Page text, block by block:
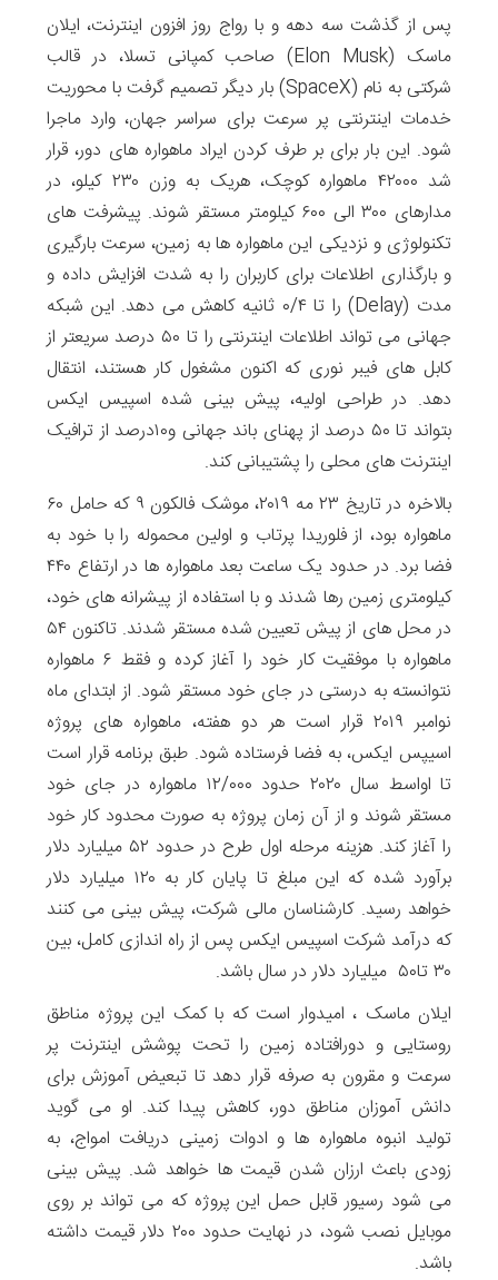
پس از گذشت سه دهه و با رواج روز افزون اینترنت، ایلان
ماسک (Elon Musk) صاحب کمپانی تسلا، در قالب
شرکتی به نام (SpaceX) بار دیگر تصمیم گرفت با محوریت
خدمات اینترنتی پر سرعت برای سراسر جهان، وارد ماجرا
شود. این بار برای بر طرف کردن ایراد ماهواره های دور، قرار
شد ۴۲۰۰۰ ماهواره کوچک، هریک به وزن ۲۳۰ کیلو، در
مدارهای ۳۰۰ الی ۶۰۰ کیلومتر مستقر شوند. پیشرفت های
تکنولوژی و نزدیکی این ماهواره ها به زمین، سرعت بارگیری
و بارگذاری اطلاعات برای کاربران را به شدت افزایش داده و
مدت (Delay) را تا ۰/۴ ثانیه کاهش می دهد. این شبکه
جهانی می تواند اطلاعات اینترنتی را تا ۵۰ درصد سریعتر از
کابل های فیبر نوری که اکنون مشغول کار هستند، انتقال
دهد. در طراحی اولیه، پیش بینی شده اسپیس ایکس
بتواند تا ۵۰ درصد از پهنای باند جهانی و۱۰درصد از ترافیک
اینترنت های محلی را پشتیبانی کند.
بالاخره در تاریخ ۲۳ مه ۲۰۱۹، موشک فالکون ۹ که حامل ۶۰
ماهواره بود، از فلوریدا پرتاب و اولین محموله را با خود به
فضا برد. در حدود یک ساعت بعد ماهواره ها در ارتفاع ۴۴۰
کیلومتری زمین رها شدند و با استفاده از پیشرانه های خود،
در محل های از پیش تعیین شده مستقر شدند. تاکنون ۵۴
ماهواره با موفقیت کار خود را آغاز کرده و فقط ۶ ماهواره
نتوانسته به درستی در جای خود مستقر شود. از ابتدای ماه
نوامبر ۲۰۱۹ قرار است هر دو هفته، ماهواره های پروژه
اسیپس ایکس، به فضا فرستاده شود. طبق برنامه قرار است
تا اواسط سال ۲۰۲۰ حدود ۱۲/۰۰۰ ماهواره در جای خود
مستقر شوند و از آن زمان پروژه به صورت محدود کار خود
را آغاز کند. هزینه مرحله اول طرح در حدود ۵۲ میلیارد دلار
برآورد شده که این مبلغ تا پایان کار به ۱۲۰ میلیارد دلار
خواهد رسید. کارشناسان مالی شرکت، پیش بینی می کنند
که درآمد شرکت اسپیس ایکس پس از راه اندازی کامل، بین
۳۰ تا۵۰ میلیارد دلار در سال باشد.
ایلان ماسک ، امیدوار است که با کمک این پروژه مناطق
روستایی و دورافتاده زمین را تحت پوشش اینترنت پر
سرعت و مقرون به صرفه قرار دهد تا تبعیض آموزش برای
دانش آموزان مناطق دور، کاهش پیدا کند. او می گوید
تولید انبوه ماهواره ها و ادوات زمینی دریافت امواج، به
زودی باعث ارزان شدن قیمت ها خواهد شد. پیش بینی
می شود رسیور قابل حمل این پروژه که می تواند بر روی
موبایل نصب شود، در نهایت حدود ۲۰۰ دلار قیمت داشته
باشد.